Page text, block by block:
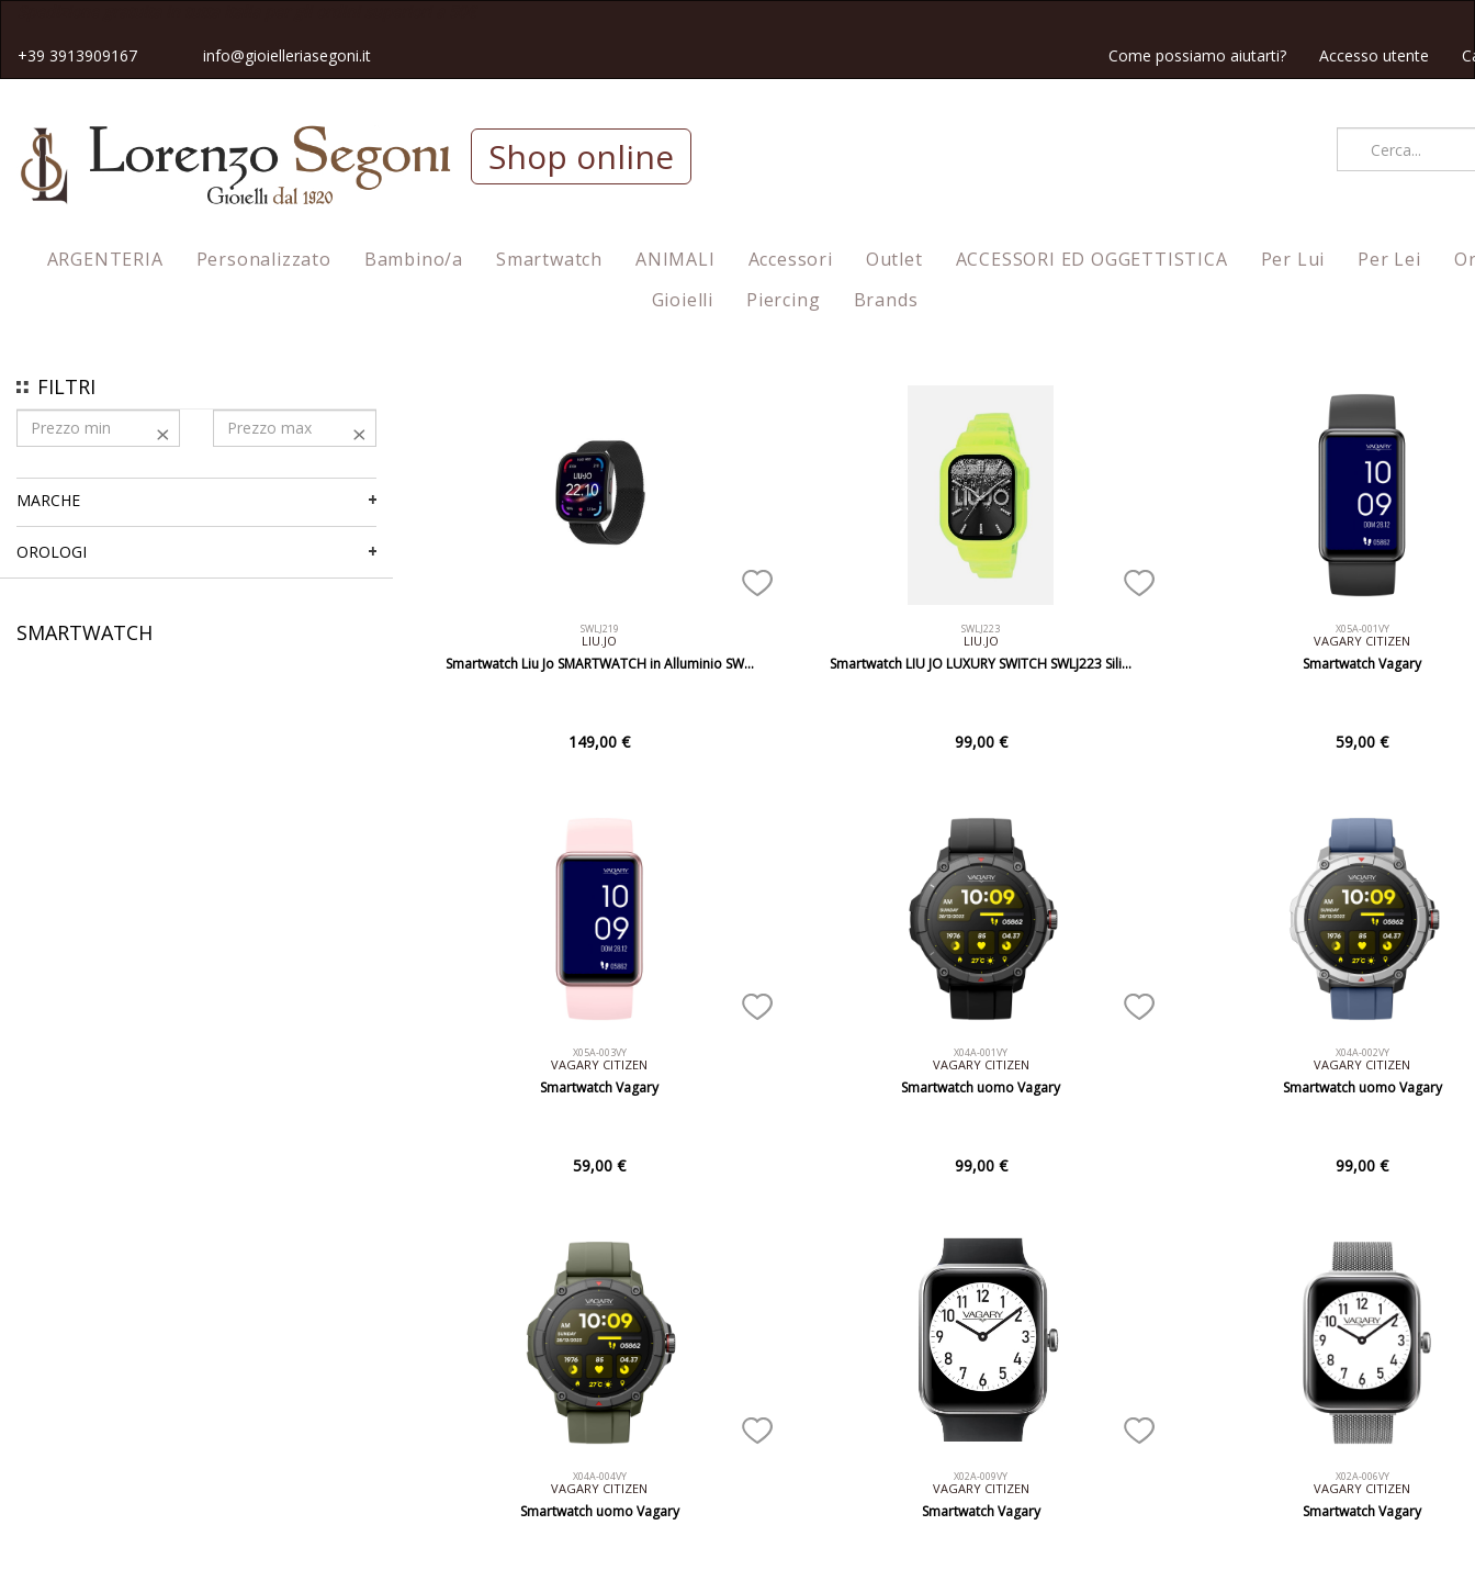
+39 3913909167 info@gioielleriasegoni.it Accesso utente
Come possiamo aiutarti?
Shop online
ARGENTERIA Personalizzato Bambino/a Smartwatch ANIMALI Accessori Outlet ACCESSORI ED OGGETTISTICA Per Lui Per Lei
Gioielli
Piercing Brands
FILTRI
MARCHE
OROLOGI
SWLJ219
LIU.JO
Smartwatch Liu Jo SMARTWATCH in Alluminio SW…
149,00 €
SWLJ223
LIU.JO
Smartwatch LIU JO LUXURY SWITCH SWLJ223 Sili…
99,00 €
X05A-001VY
VAGARY CITIZEN
Smartwatch Vagary
59,00 €
X05A-003VY
VAGARY CITIZEN
Smartwatch Vagary
59,00 €
X04A-001VY
VAGARY CITIZEN
Smartwatch uomo Vagary
99,00 €
X04A-002VY
VAGARY CITIZEN
Smartwatch uomo Vagary
99,00 €
X04A-004VY
VAGARY CITIZEN
Smartwatch uomo Vagary
X02A-009VY
VAGARY CITIZEN
Smartwatch Vagary
X02A-006VY
VAGARY CITIZEN
Smartwatch Vagary
SMARTWATCH